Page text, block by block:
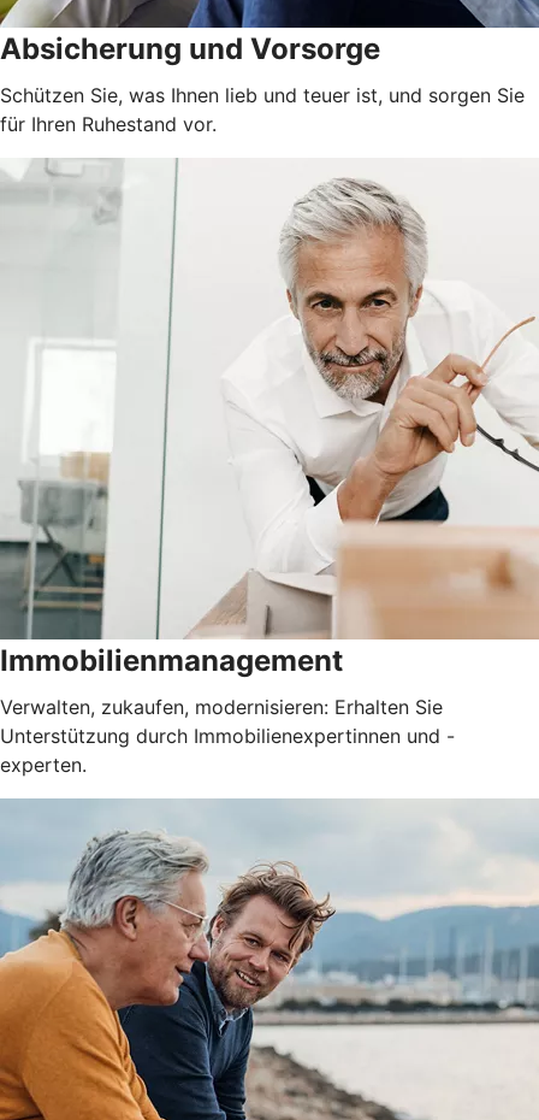
Absicherung und Vorsorge
Schützen Sie, was Ihnen lieb und teuer ist, und sorgen Sie
für Ihren Ruhestand vor.
Immobilienmanagement
Verwalten, zukaufen, modernisieren: Erhalten Sie
Unterstützung durch Immobilienexpertinnen und -
experten.